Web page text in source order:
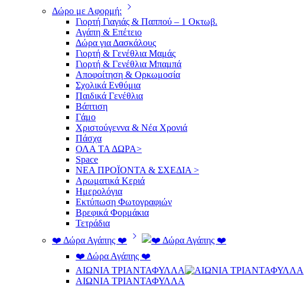
Δώρο με Αφορμή:
Γιορτή Γιαγιάς & Παππού – 1 Οκτωβ.
Αγάπη & Επέτειο
Δώρα για Δασκάλους
Γιορτή & Γενέθλια Μαμάς
Γιορτή & Γενέθλια Μπαμπά
Αποφοίτηση & Ορκωμοσία
Σχολικά Ενθύμια
Παιδικά Γενέθλια
Βάπτιση
Γάμο
Χριστούγεννα & Νέα Χρονιά
Πάσχα
ΟΛΑ ΤΑ ΔΩΡΑ>
Space
ΝΕΑ ΠΡΟΪΟΝΤΑ & ΣΧΕΔΙΑ >
Αρωματικά Κεριά
Ημερολόγια
Εκτύπωση Φωτογραφιών
Βρεφικά Φορμάκια
Τετράδια
❤️ Δώρα Αγάπης ❤️
❤️ Δώρα Αγάπης ❤️
ΑΙΩΝΙΑ ΤΡΙΑΝΤΑΦΥΛΛΑ
ΑΙΩΝΙΑ ΤΡΙΑΝΤΑΦΥΛΛΑ